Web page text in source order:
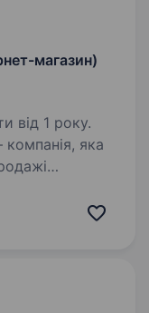
магазин)
від 1 року.